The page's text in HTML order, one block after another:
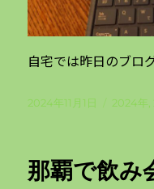
自宅では昨日のブロ
投
2024年11月1日
カ
ー
2024年
那覇で飲み